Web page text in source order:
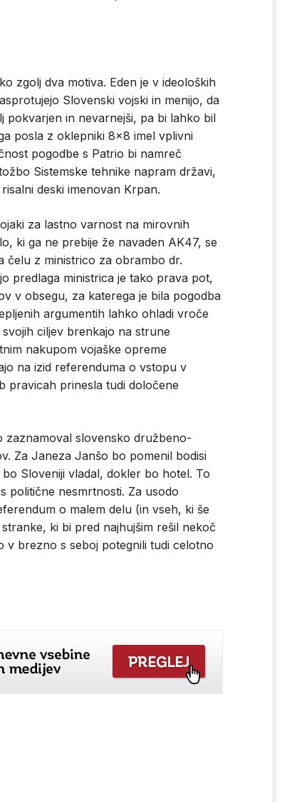
zgolj dva motiva. Eden je v ideoloških
Slovenski vojski in menijo, da
pokvarjen in nevarnejši, pa bi lahko bil
posla z oklepniki 8×8 imel vplivni
pogodbe s Patrio bi namreč
Sistemske tehnike napram državi,
deski imenovan Krpan.
za lastno varnost na mirovnih
ki ga ne prebije že navaden AK47, se
čelu z ministrico za obrambo dr.
predlaga ministrica je tako prava pot,
v obsegu, za katerega je bila pogodba
argumentih lahko ohladi vroče
ciljev brenkajo na strune
nakupom vojaške opreme
na izid referenduma o vstopu v
pravicah prinesla tudi določene
slovensko družbeno-
Za Janeza Janšo bo pomenil bodisi
Sloveniji vladal, dokler bo hotel. To
politične nesmrtnosti. Za usodo
o malem delu (in vseh, ki še
ki bi pred najhujšim rešil nekoč
v brezno s seboj potegnili tudi celotno